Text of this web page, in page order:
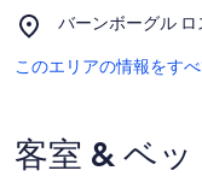
ブ
ー
ー
バ
砂
丘
バーンボーグル
Place,
ー
グ
ル
このエリアの情報をす
客室 & ベッ